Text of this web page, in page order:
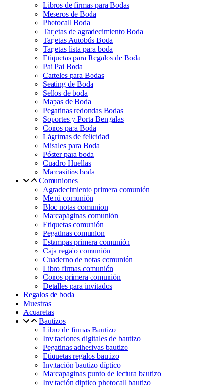
Libros de firmas para Bodas
Meseros de Boda
Photocall Boda
Tarjetas de agradecimiento Boda
Tarjetas Autobús Boda
Tarjetas lista para boda
Etiquetas para Regalos de Boda
Pai Pai Boda
Carteles para Bodas
Seating de Boda
Sellos de boda
Mapas de Boda
Pegatinas redondas Bodas
Soportes y Porta Bengalas
Conos para Boda
Lágrimas de felicidad
Misales para Boda
Póster para boda
Cuadro Huellas
Marcasitios boda
Comuniones
Agradecimiento primera comunión
Menú comunión
Bloc notas comunion
Marcapáginas comunión
Etiquetas comunión
Pegatinas comunion
Estampas primera comunión
Caja regalo comunión
Cuaderno de notas comunión
Libro firmas comunión
Conos primera comunión
Detalles para invitados
Regalos de boda
Muestras
Acuarelas
Bautizos
Libro de firmas Bautizo
Invitaciones digitales de bautizo
Pegatinas adhesivas bautizo
Etiquetas regalos bautizo
Invitación bautizo díptico
Marcapaginas punto de lectura bautizo
Invitación diptico photocall bautizo